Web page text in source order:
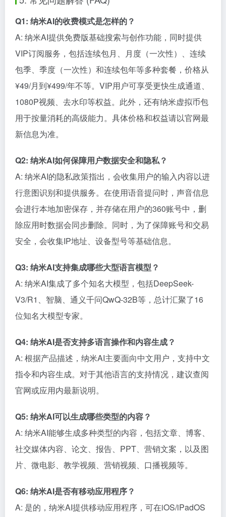
Q1: 纳米AI的收费模式是怎样的？
A: 纳米AI提供免费版基础搜索与创作功能，同时提供
VIP订阅服务，包括连续包月、月度（一次性）、连续
包季、季度（一次性）和连续包年等多种套餐，价格从
¥49/月到¥499/年不等。VIP用户可享受更快生成通道、
1080P视频、去水印等权益。此外，还有纳米虚拟币包
用于按量消耗的高级能力。具体价格和权益请以官网最
新信息为准。
Q2: 纳米AI如何保障用户数据安全和隐私？
A: 纳米AI的隐私政策指出，会收集用户的输入内容以进
行意图识别和提供服务。在使用语音提问时，声音信息
会进行本地加密保存，并存储在用户的360账号中，删
除应用时数据会同步删除。同时，为了保障账号和交易
安全，会收集IP地址、设备型号等基础信息。
Q3: 纳米AI支持集成哪些大型语言模型？
A: 纳米AI集成了多个知名大模型，包括DeepSeek-
V3/R1、智脑、通义千问QwQ-32B等，总计汇聚了16
位知名大模型专家。
Q4: 纳米AI是否支持多语言操作和内容生成？
A: 根据产品描述，纳米AI主要面向中文用户，支持中文
指令和内容生成。对于其他语言的支持情况，建议查阅
官网或应用内最新说明。
Q5: 纳米AI可以生成哪些类型的内容？
A: 纳米AI能够生成多种类型的内容，包括文章、博客、
社交媒体内容、论文、报告、PPT、营销文案，以及图
片、微电影、教学视频、营销视频、口播视频等。
Q6: 纳米AI是否有移动应用程序？
A: 是的，纳米AI提供移动应用程序，可在iOS/iPadOS